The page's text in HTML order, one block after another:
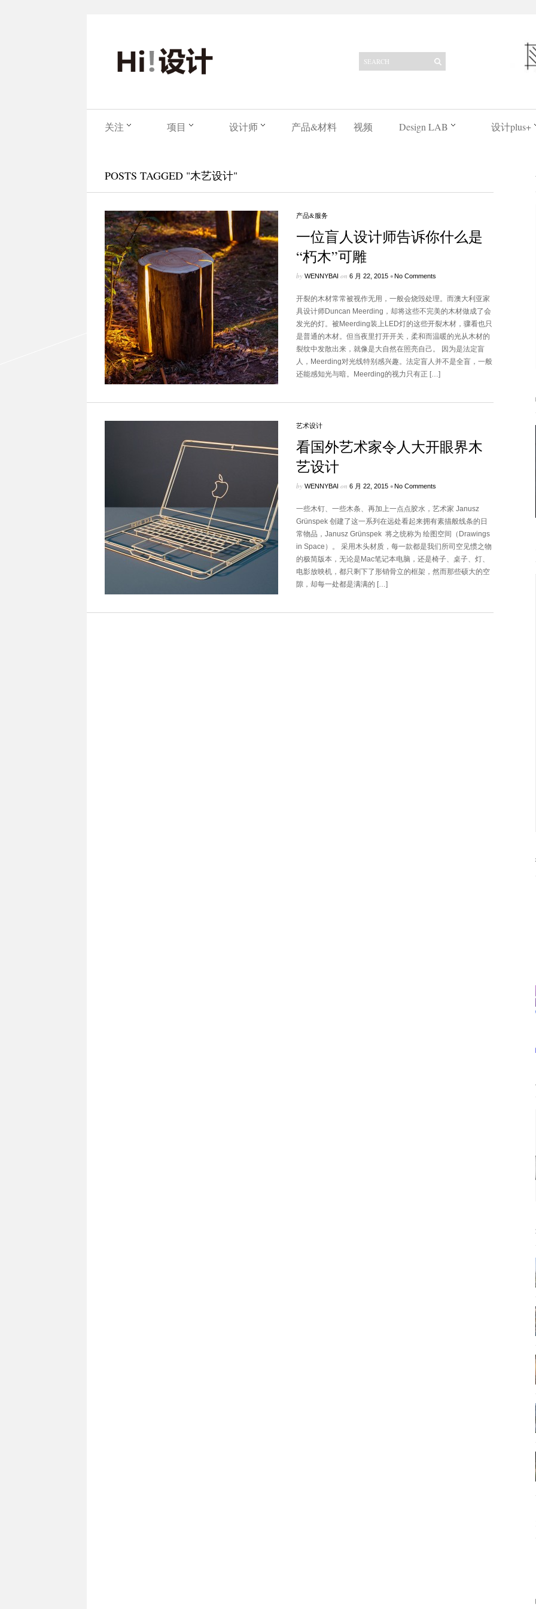
关注 项目 设计师 产品&材料 视频 Design LAB 设计plus+
POSTS TAGGED "木艺设计"
产品&服务
一位盲人设计师告诉你什么是
“朽木”可雕
by WENNYBAI on 6 月 22, 2015 •No Comments
开裂的木材常常被视作无用，一般会烧毁处理。而澳大利亚家
具设计师Duncan Meerding，却将这些不完美的木材做成了会
发光的灯。被Meerding装上LED灯的这些开裂木材，骤看也只
是普通的木材。但当夜里打开开关，柔和而温暖的光从木材的
裂纹中发散出来，就像是大自然在照亮自己。 因为是法定盲
人，Meerding对光线特别感兴趣。法定盲人并不是全盲，一般
还能感知光与暗。Meerding的视力只有正 […]
艺术设计
看国外艺术家令人大开眼界木
艺设计
by WENNYBAI on 6 月 22, 2015 •No Comments
一些木钉、一些木条、再加上一点点胶水，艺术家 Janusz
Grünspek 创建了这一系列在远处看起来拥有素描般线条的日
常物品，Janusz Grünspek 将之统称为 绘图空间（Drawings
in Space）。 采用木头材质，每一款都是我们所司空见惯之物
的极简版本，无论是Mac笔记本电脑，还是椅子、桌子、灯、
电影放映机，都只剩下了形销骨立的框架，然而那些硕大的空
隙，却每一处都是满满的 […]